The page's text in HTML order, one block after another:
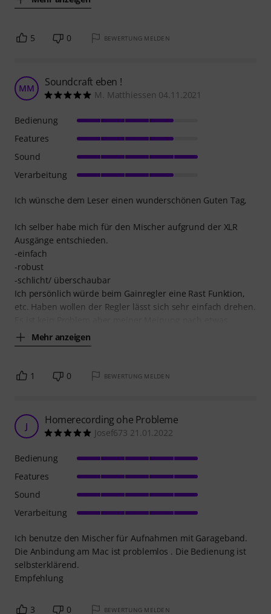
5 0 BEWERTUNG MELDEN
MM Soundcraft eben !
M. Matthiessen 04.11.2021
Ich wünsche dem Leser einen wunderschönen Guten Tag,
Ich selber habe mich für den Mischer aufgrund der XLR
Ausgänge entschieden.
-einfach
-robust
-schlicht/ überschaubar
Ich persönlich würde beim Gainregler eine Rast Funktion,
etc. Haben wollen der Regler lässt sich sehr einfach drehen.
Mehr anzeigen
Bedienung
Features
Sound
Verarbeitung
1 0 BEWERTUNG MELDEN
J Homerecording ohe Probleme
Josef673 21.01.2022
Ich benutze den Mischer für Aufnahmen mit Garageband.
Die Anbindung am Mac ist problemlos . Die Bedienung ist
selbsterklärend.
Empfehlung
Bedienung
Features
Sound
Verarbeitung
3 0 BEWERTUNG MELDEN